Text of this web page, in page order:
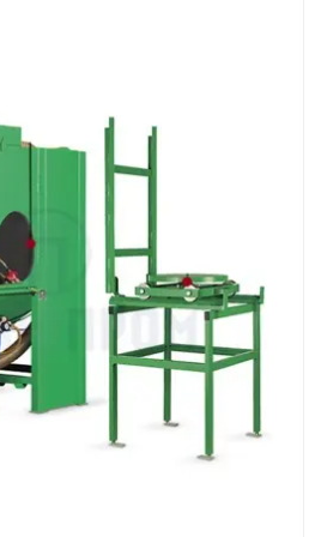
товара и условий сделки.
проходят визуальную
клиента мы можем отправить
о состоянии товара на
от наличия товара у
доставки, габаритов груза,
компании и условий